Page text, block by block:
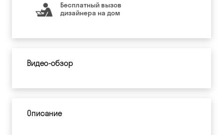
Бесплатный вызов
дизайнера на дом
Видео-обзор
Описание